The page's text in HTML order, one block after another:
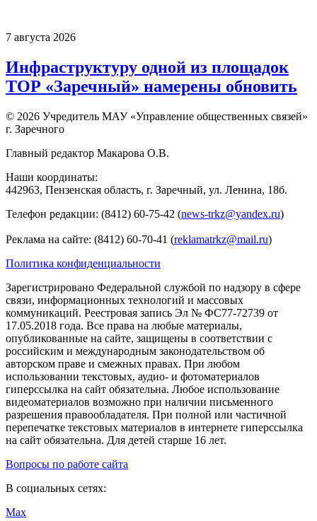
7 августа 2026
Инфраструктуру одной из площадок
ТОР «Заречный» намерены обновить
© 2026 Учредитель МАУ «Управление общественных связей»
г. Заречного
Главный редактор Макарова О.В.
Наши координаты:
442963, Пензенская область, г. Заречный, ул. Ленина, 18б.
Телефон редакции: (8412) 60-75-42 (news-trkz@yandex.ru)
Реклама на сайте: (8412) 60-70-41 (reklamatrkz@mail.ru)
Политика конфиденциальности
Зарегистрировано Федеральной службой по надзору в сфере
связи, информационных технологий и массовых
коммуникаций. Реестровая запись Эл № ФС77-72739 от
17.05.2018 года. Все права на любые материалы,
опубликованные на сайте, защищены в соответствии с
российским и международным законодательством об
авторском праве и смежных правах. При любом
использовании текстовых, аудио- и фотоматериалов
гиперссылка на сайт обязательна. Любое использование
видеоматериалов возможно при наличии письменного
разрешения правообладателя. При полной или частичной
перепечатке текстовых материалов в интернете гиперссылка
на сайт обязательна. Для детей старше 16 лет.
Вопросы по работе сайта
В социальных сетях:
Max